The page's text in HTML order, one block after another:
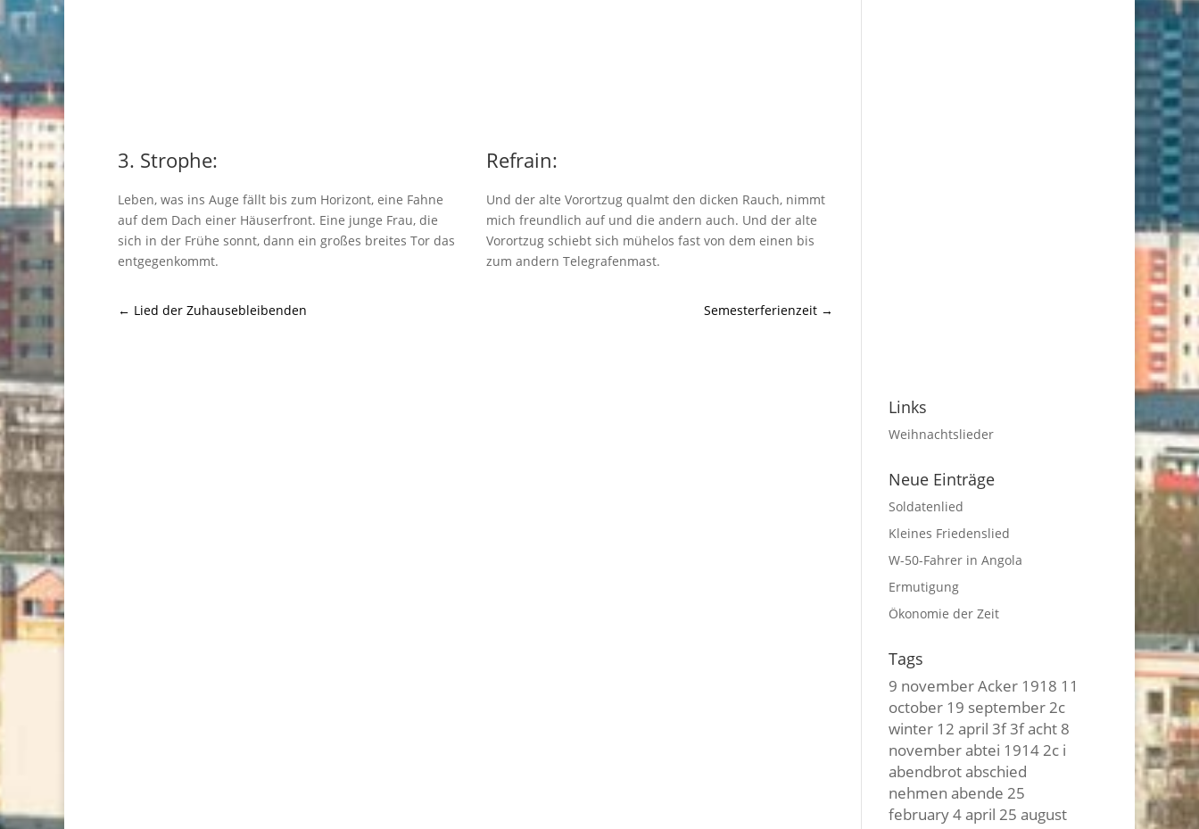
3. Strophe:
Leben, was ins Auge fällt bis zum Horizont, eine Fahne
auf dem Dach einer Häuserfront. Eine junge Frau, die
sich in der Frühe sonnt, dann ein großes breites Tor das
entgegenkommt.
Refrain:
Und der alte Vorortzug qualmt den dicken Rauch, nimmt
mich freundlich auf und die andern auch. Und der alte
Vorortzug schiebt sich mühelos fast von dem einen bis
zum andern Telegrafenmast.
← Lied der Zuhausebleibenden Semesterferienzeit→
Links
Weihnachtslieder
Neue Einträge
Soldatenlied
Kleines Friedenslied
W-50-Fahrer in Angola
Ermutigung
Ökonomie der Zeit
Tags
9 novemberAcker 1918 11
october 19 september2c
winter 12 april 3f 3facht 8
novemberabtei 19142c i
abendbrotabschied
nehmen abende 25
february4 april 25 august